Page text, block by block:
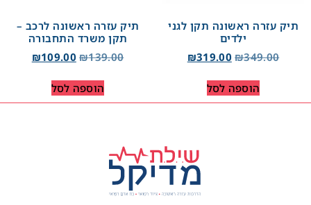
תיק עזרה ראשונה תקן לגני
ילדים
₪349.00
₪319.00
הוספה לסל
תיק עזרה ראשונה לרכב –
תקן משרד התחבורה
₪139.00
₪109.00
הוספה לסל